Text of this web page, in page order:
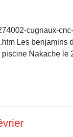
cugnaux-
Les benjamins
Nakache le